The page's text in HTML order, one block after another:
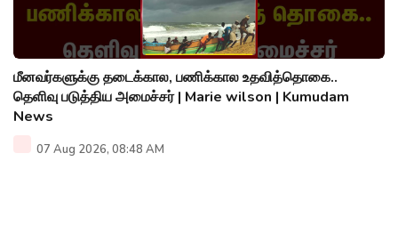
மீனவர்களுக்கு தடைக்கால, பணிக்கால உதவித்தொகை..
தெளிவு படுத்திய அமைச்சர் | Marie wilson | Kumudam
News
07 Aug 2026, 08:48 AM